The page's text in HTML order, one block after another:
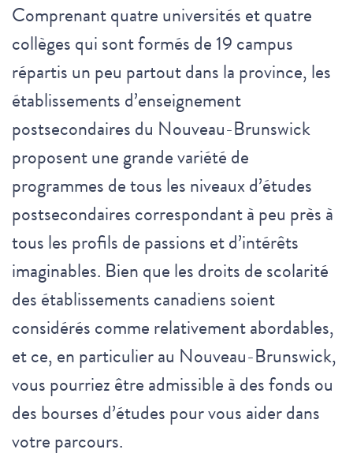
Comprenant quatre universités et quatre
collèges qui sont formés de 19 campus
répartis un peu partout dans la province, les
établissements d’enseignement
postsecondaires du Nouveau-Brunswick
proposent une grande variété de
programmes de tous les niveaux d’études
postsecondaires correspondant à peu près à
tous les profils de passions et d’intérêts
imaginables. Bien que les droits de scolarité
des établissements canadiens soient
considérés comme relativement abordables,
et ce, en particulier au Nouveau-Brunswick,
vous pourriez être admissible à des fonds ou
des bourses d’études pour vous aider dans
votre parcours.